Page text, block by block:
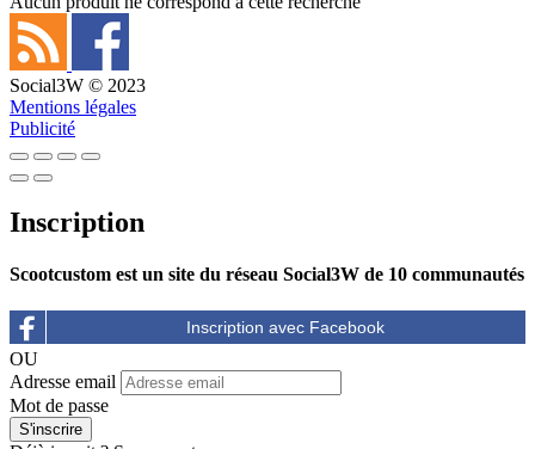
Social3W © 2023
Mentions légales
Publicité
Inscription
Scootcustom est un site du réseau Social3W de 10 communautés
OU
Adresse email
Mot de passe